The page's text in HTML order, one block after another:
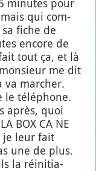
minutes pour
qui com­
fiche de
encore de
tout ça, et là
me dit
va mar­cher.
le télé­phone.
après, quoi
BOX CA NE
je leur fait
une de plus.
la réini­tia­